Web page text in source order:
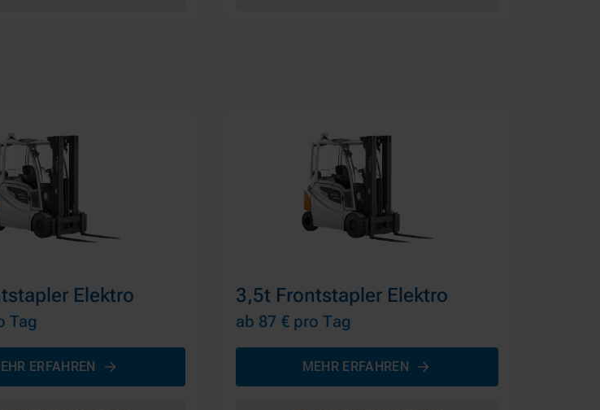
Elektro
Tag
ERFAHREN
3,5t Frontstapler Elektro
ab 87 € pro Tag
MEHR ERFAHREN